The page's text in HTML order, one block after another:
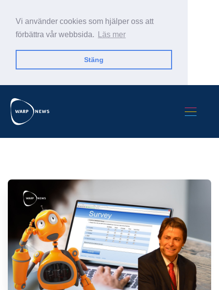
Vi använder cookies som hjälper oss att
förbättra vår webbsida.
Läs mer
Stäng